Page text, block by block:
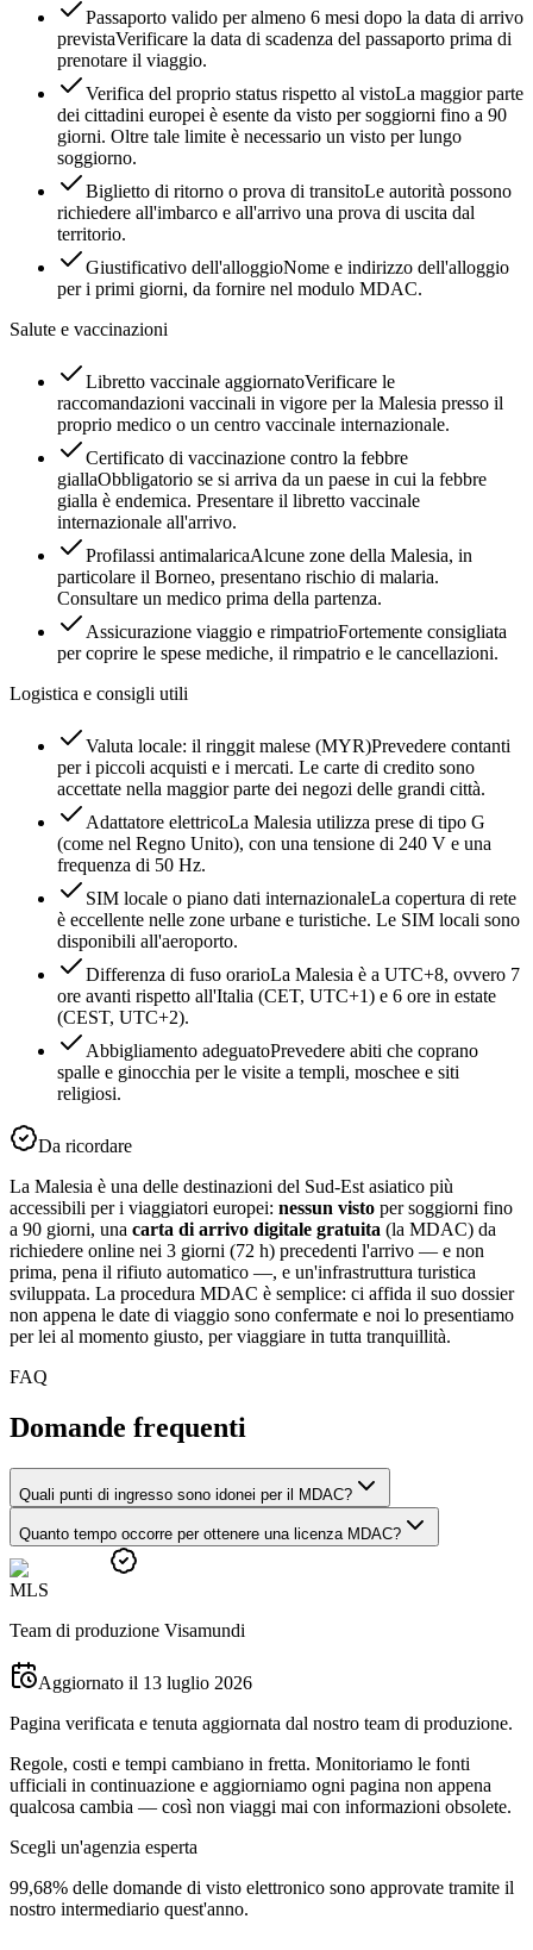
Passaporto valido per almeno 6 mesi dopo la data di arrivo
previstaVerificare la data di scadenza del passaporto prima di
prenotare il viaggio.
Verifica del proprio status rispetto al vistoLa maggior parte
dei cittadini europei è esente da visto per soggiorni fino a 90
giorni. Oltre tale limite è necessario un visto per lungo
soggiorno.
Biglietto di ritorno o prova di transitoLe autorità possono
richiedere all'imbarco e all'arrivo una prova di uscita dal
territorio.
Giustificativo dell'alloggioNome e indirizzo dell'alloggio
per i primi giorni, da fornire nel modulo MDAC.
Salute e vaccinazioni
Libretto vaccinale aggiornatoVerificare le
raccomandazioni vaccinali in vigore per la Malesia presso il
proprio medico o un centro vaccinale internazionale.
Certificato di vaccinazione contro la febbre
giallaObbligatorio se si arriva da un paese in cui la febbre
gialla è endemica. Presentare il libretto vaccinale
internazionale all'arrivo.
Profilassi antimalaricaAlcune zone della Malesia, in
particolare il Borneo, presentano rischio di malaria.
Consultare un medico prima della partenza.
Assicurazione viaggio e rimpatrioFortemente consigliata
per coprire le spese mediche, il rimpatrio e le cancellazioni.
Logistica e consigli utili
Valuta locale: il ringgit malese (MYR)Prevedere contanti
per i piccoli acquisti e i mercati. Le carte di credito sono
accettate nella maggior parte dei negozi delle grandi città.
Adattatore elettricoLa Malesia utilizza prese di tipo G
(come nel Regno Unito), con una tensione di 240 V e una
frequenza di 50 Hz.
SIM locale o piano dati internazionaleLa copertura di rete
è eccellente nelle zone urbane e turistiche. Le SIM locali sono
disponibili all'aeroporto.
Differenza di fuso orarioLa Malesia è a UTC+8, ovvero 7
ore avanti rispetto all'Italia (CET, UTC+1) e 6 ore in estate
(CEST, UTC+2).
Abbigliamento adeguatoPrevedere abiti che coprano
spalle e ginocchia per le visite a templi, moschee e siti
religiosi.
Da ricordare
La Malesia è una delle destinazioni del Sud-Est asiatico più
accessibili per i viaggiatori europei: nessun visto per soggiorni fino
a 90 giorni, una carta di arrivo digitale gratuita (la MDAC) da
richiedere online nei 3 giorni (72 h) precedenti l'arrivo — e non
prima, pena il rifiuto automatico —, e un'infrastruttura turistica
sviluppata. La procedura MDAC è semplice: ci affida il suo dossier
non appena le date di viaggio sono confermate e noi lo presentiamo
per lei al momento giusto, per viaggiare in tutta tranquillità.
FAQ
Domande frequenti
Quali punti di ingresso sono idonei per il MDAC?
Quanto tempo occorre per ottenere una licenza MDAC?
MLS
Team di produzione Visamundi
Aggiornato il 13 luglio 2026
Pagina verificata e tenuta aggiornata dal nostro team di produzione.
Regole, costi e tempi cambiano in fretta. Monitoriamo le fonti
ufficiali in continuazione e aggiorniamo ogni pagina non appena
qualcosa cambia — così non viaggi mai con informazioni obsolete.
Scegli un'agenzia esperta
99,68% delle domande di visto elettronico sono approvate tramite il
nostro intermediario quest'anno.